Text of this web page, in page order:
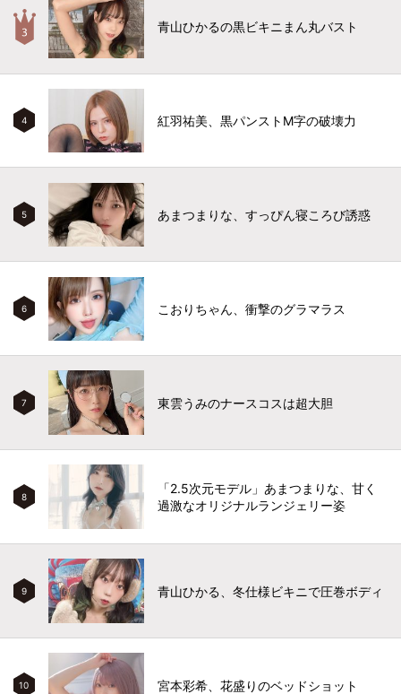
青山ひかるの黒ビキニまん丸バスト
4 紅羽祐美、黒パンストM字の破壊力
5 あまつまりな、すっぴん寝ころび誘惑
6 こおりちゃん、衝撃のグラマラス
7 東雲うみのナースコスは超大胆
8
「2.5次元モデル」あまつまりな、甘く
過激なオリジナルランジェリー姿
9 青山ひかる、冬仕様ビキニで圧巻ボディ
10 宮本彩希、花盛りのベッドショット